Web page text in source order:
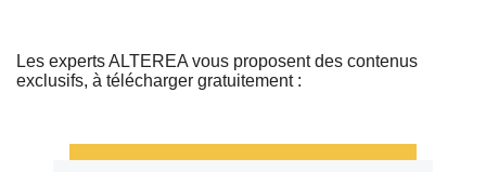
Les experts ALTEREA vous proposent des contenus
exclusifs, à télécharger gratuitement :